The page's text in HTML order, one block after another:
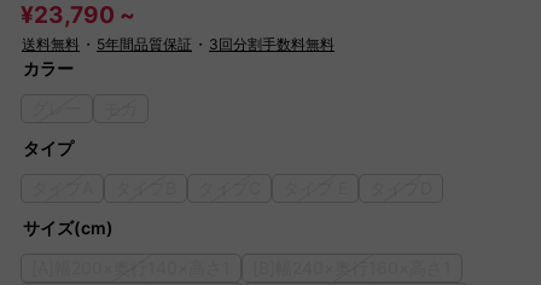
¥23,790 ~
送料無料 ・ 5年間品質保証 ・ 3回分割手数料無料
カラー
タイプ
サイズ(cm)